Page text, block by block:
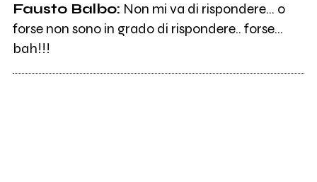
Fausto Balbo: Non mi va di rispondere… o
forse non sono in grado di rispondere.. forse…
bah!!!